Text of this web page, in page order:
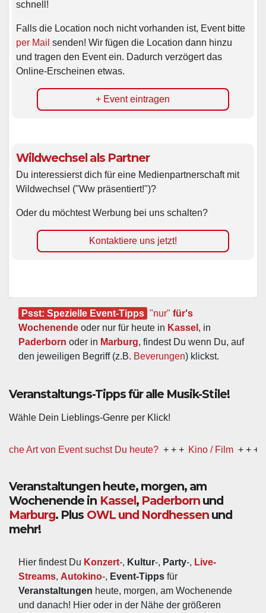
schnell!
Falls die Location noch nicht vorhanden ist, Event bitte
per Mail senden! Wir fügen die Location dann hinzu
und tragen den Event ein. Dadurch verzögert das
Online-Erscheinen etwas.
+ Event eintragen
Wildwechsel als Partner
Du interessierst dich für eine Medienpartnerschaft mit
Wildwechsel ("Ww präsentiert!")?
Oder du möchtest Werbung bei uns schalten?
Kontaktiere uns jetzt!
Psst: Spezielle Event-Tipps "nur" für's
Wochenende oder nur für heute in Kassel
Paderborn oder in Marburg, findest Du wenn Du, auf
den jeweiligen Begriff (z.B. Beverungen) klickst.
Veranstaltungs-Tipps für alle Musik-Stile!
Wähle Dein Lieblings-Genre per Klick!
von Event suchst Du heute? + + + Kino / Film + + + Ww
Veranstaltungen heute, morgen, am
Wochenende in Kassel, Paderborn und
Marburg. Plus OWL und Nordhessen und
mehr!
Hier findest Du Konzert-, Kultur-, Party-, Live-
Streams, Autokino-, Event-Tipps
Veranstaltungen heute, morgen, am Wochenende
und danach! Hier oder in der Nähe der größeren